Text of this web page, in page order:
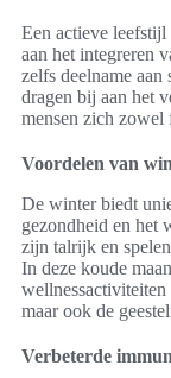
Een actieve
aan het integreren
zelfs deelname
dragen bij aan het
mensen zich zowel
Voordelen van
De winter biedt
gezondheid en het
zijn talrijk en
In deze koude
maar ook de
Verbeterde